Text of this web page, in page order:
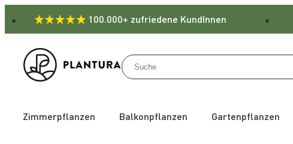
100.000+ zufriedene KundInnen
Zimmerpflanzen Balkonpflanzen Gartenpflanzen